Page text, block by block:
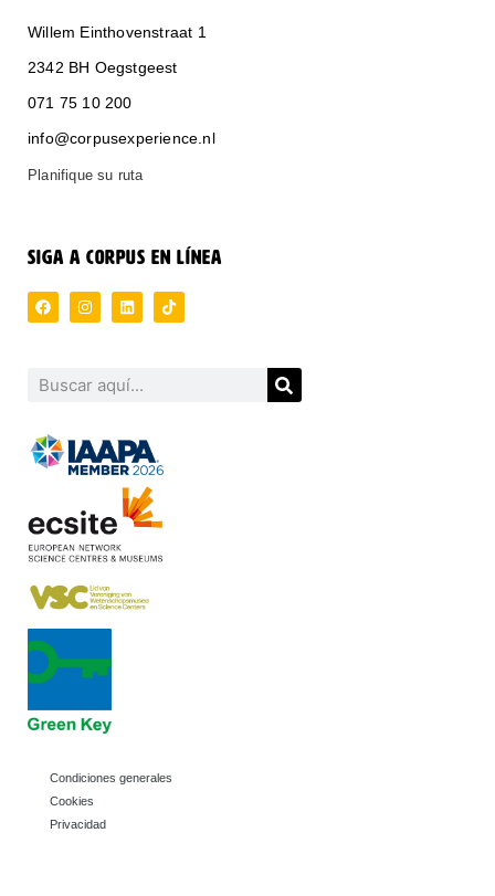
Willem Einthovenstraat 1
2342 BH Oegstgeest
071 75 10 200
info@corpusexperience.nl
Planifique su ruta
SIGA A CORPUS EN LÍNEA
Condiciones generales
Cookies
Privacidad